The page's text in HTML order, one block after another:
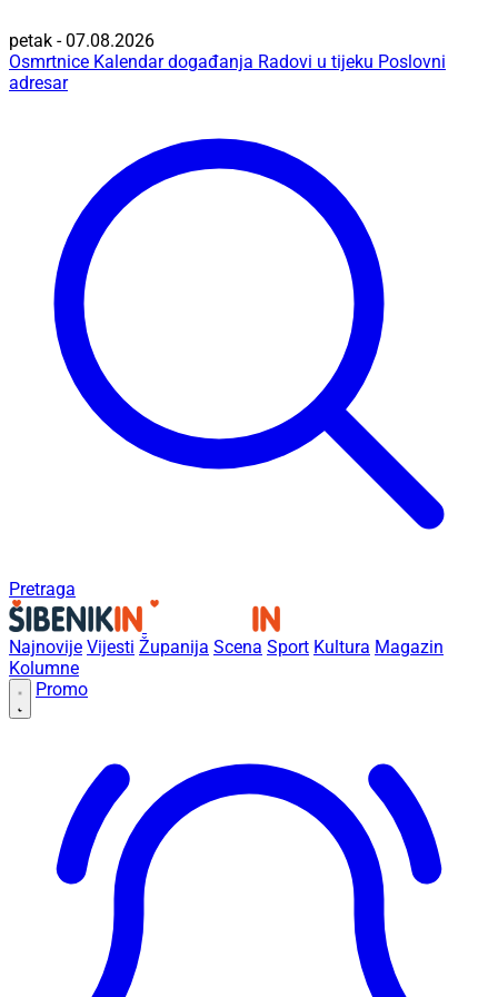
petak - 07.08.2026
Osmrtnice Kalendar događanja Radovi u tijeku Poslovni
adresar
Pretraga
Najnovije Vijesti Županija Scena Sport Kultura Magazin
Kolumne
Promo